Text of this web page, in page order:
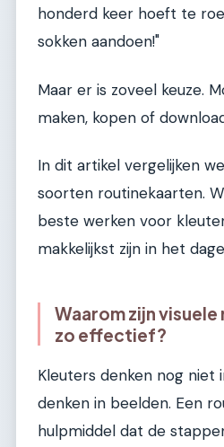
honderd keer hoeft te
sokken aandoen!"
Maar er is zoveel keuze.
maken, kopen of
In dit artikel vergelijken
soorten routinekaarten.
beste werken voor
makkelijkst zijn in het
Waarom zijn
zo effectief?
Kleuters denken nog niet
denken in beelden. Een
hulpmiddel dat de